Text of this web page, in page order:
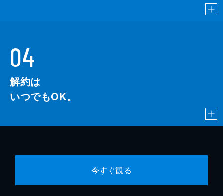
04
解約は
いつでもOK。
今すぐ観る